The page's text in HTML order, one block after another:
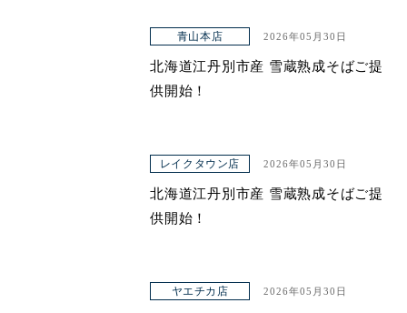
アクセス
青山本店
与野店
青山本店 2026年05月30日
北海道江丹別市産 雪蔵熟成そばご提
供開始！
レイクタウン店 2026年05月30日
北海道江丹別市産 雪蔵熟成そばご提
供開始！
ヤエチカ店 2026年05月30日